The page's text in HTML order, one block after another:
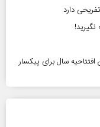
دارد